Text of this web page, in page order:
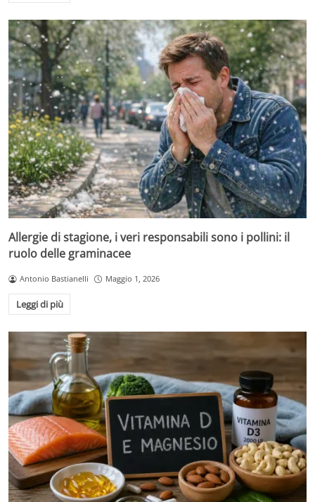
Allergie di stagione, i veri responsabili sono i pollini: il
ruolo delle graminacee
Antonio Bastianelli Maggio 1, 2026
Leggi di più